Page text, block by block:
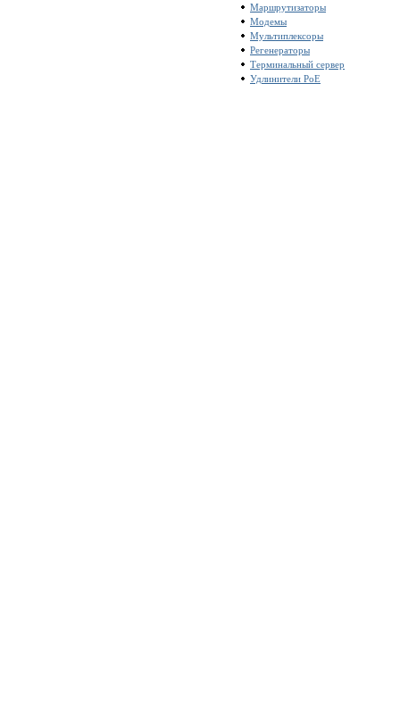
Маршрутизаторы
Модемы
Мультиплексоры
Регенераторы
Терминальный сервер
Удлинители PoE